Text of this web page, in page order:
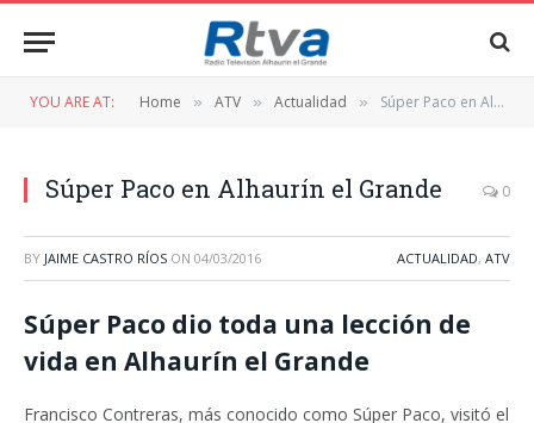
YOU ARE AT: Home » ATV » Actualidad » Súper Paco en Alhaurín el Grande
Súper Paco en Alhaurín el Grande 0
BY JAIME CASTRO RÍOS ON 04/03/2016 ACTUALIDAD, ATV
Súper Paco dio toda una lección de
vida en Alhaurín el Grande
Francisco Contreras, más conocido como Súper Paco, visitó el